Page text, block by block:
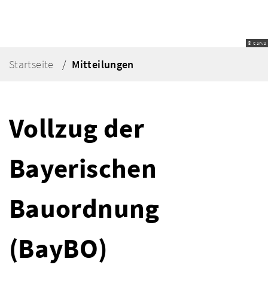
© Canva
Startseite Mitteilungen
Vollzug der
Bayerischen
Bauordnung
(BayBO)